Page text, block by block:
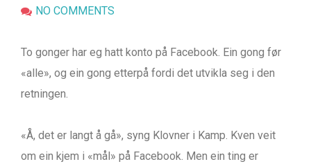
NO COMMENTS
To gonger har eg hatt konto på Facebook. Ein gong før
«alle», og ein gong etterpå fordi det utvikla seg i den
retningen.
«Å, det er langt å gå», syng Klovner i Kamp. Kven veit
om ein kjem i «mål» på Facebook. Men ein ting er